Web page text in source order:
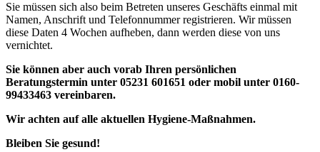
Sie müssen sich also beim Betreten unseres Geschäfts einmal mit
Namen, Anschrift und Telefonnummer registrieren. Wir müssen
diese Daten 4 Wochen aufheben, dann werden diese von uns
vernichtet.
Sie können aber auch vorab Ihren persönlichen
Beratungstermin unter 05231 601651 oder mobil unter 0160-
99433463 vereinbaren.
Wir achten auf alle aktuellen Hygiene-Maßnahmen.
Bleiben Sie gesund!